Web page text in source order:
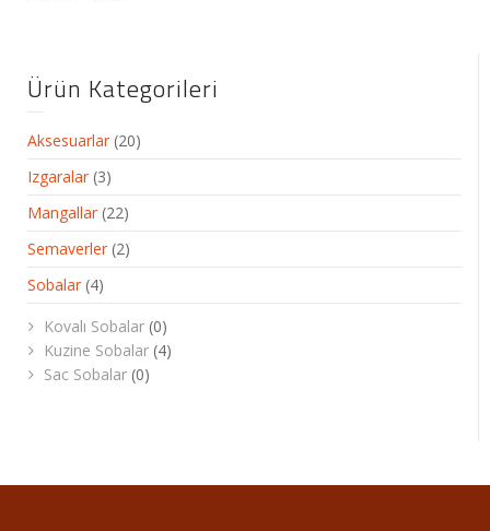
Ürün Kategorileri
Aksesuarlar (20)
Izgaralar (3)
Mangallar (22)
Semaverler (2)
Sobalar (4)
Kovalı Sobalar (0)
Kuzine Sobalar (4)
Sac Sobalar (0)